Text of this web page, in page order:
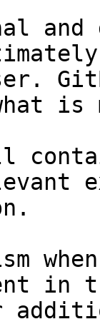
and
what
in